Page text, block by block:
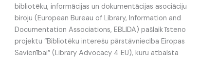
bibliotēku, informācijas un dokumentācijas asociāciju
biroju (European Bureau of Library, Information and
Documentation Associations, EBLIDA) pašlaik īsteno
projektu “Bibliotēku interešu pārstāvniecība Eiropas
Savienībai” (Library Advocacy 4 EU), kuru atbalsta
izglītībā